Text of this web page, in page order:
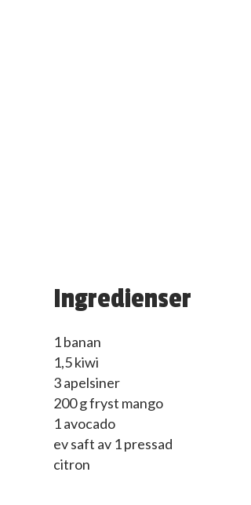
Ingredienser
1 banan
1,5 kiwi
3 apelsiner
200 g fryst mango
1 avocado
ev saft av 1 pressad
citron